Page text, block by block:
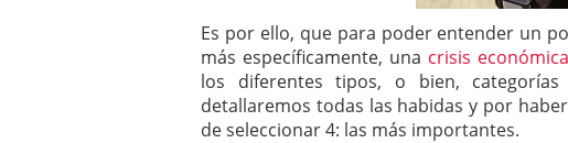
Es por ello, que para poder entender un
más específicamente, una crisis económica
los diferentes tipos, o bien,
detallaremos todas las habidas y por
de seleccionar 4: las más importantes.